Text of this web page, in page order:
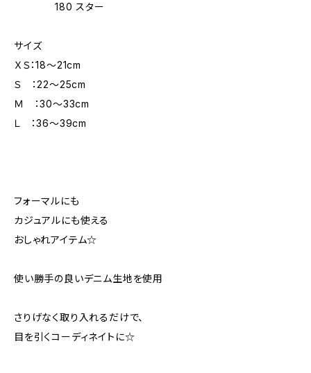
180 スター
サイズ
ＸＳ：18～21cm
Ｓ ：22～25cm
Ｍ ：30～33cm
Ｌ ：36～39cm
フォーマルにも
カジュアルにも使える
おしゃれアイテム☆
使い勝手の良いデニム生地を使用
さりげなく取り入れるだけで、
目を引くコーディネイトに☆